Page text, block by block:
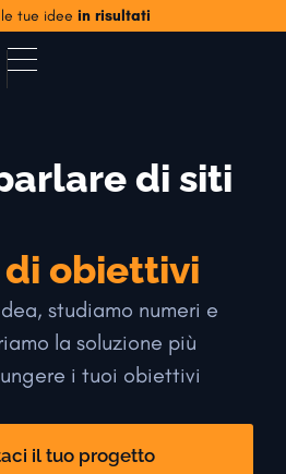
le tue idee in risultati
di siti
obiettivi
studiamo numeri e
la soluzione più
i tuoi obiettivi
il tuo progetto